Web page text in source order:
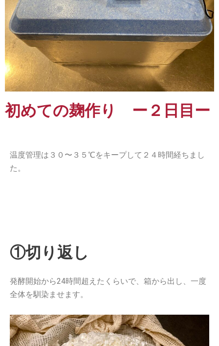
初めての麹作り ー２日目ー
温度管理は３０〜３５℃をキープして２４時間経ちまし
た。
①切り返し
発酵開始から24時間超えたくらいで、箱から出し、一度
全体を馴染ませます。